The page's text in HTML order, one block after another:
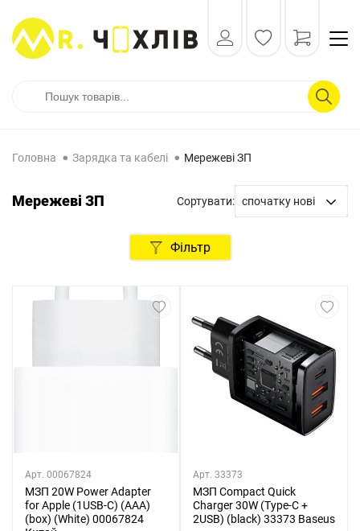
Головна Зарядка та кабелі Мережеві ЗП
Мережеві ЗП Сортувати: спочатку нові
спочатку нові
Фільтр
Арт. 00067824
МЗП 20W Power Adapter
for Apple (1USB-C) (AAA)
(box) (White) 00067824
Арт. 33373
МЗП Compact Quick
Charger 30W (Type-C +
2USB) (black) 33373 Baseus